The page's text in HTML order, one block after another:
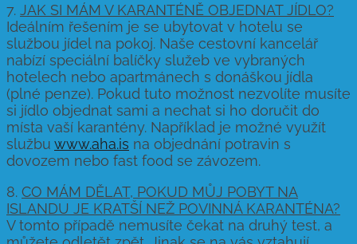
7. JAK SI MÁM V KARANTÉNĚ OBJEDNAT JÍDLO?
Ideálním řešením je se ubytovat v hotelu se
službou jídel na pokoj. Naše cestovní kancelář
nabízí speciální balíčky služeb ve vybraných
hotelech nebo apartmánech s donáškou jídla
(plné penze). Pokud tuto možnost nezvolíte musíte
si jídlo objednat sami a nechat si ho doručit do
místa vaší karantény. Například je možné využít
službu www.aha.is na objednání potravin s
dovozem nebo fast food se závozem.
8. CO MÁM DĚLAT, POKUD MŮJ POBYT NA
ISLANDU JE KRATŠÍ NEŽ POVINNÁ KARANTÉNA?
V tomto případě nemusíte čekat na druhý test, a